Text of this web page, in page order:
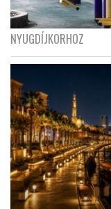
NYUGDÍJKORHOZ